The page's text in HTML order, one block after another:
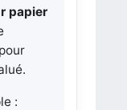
papier
: